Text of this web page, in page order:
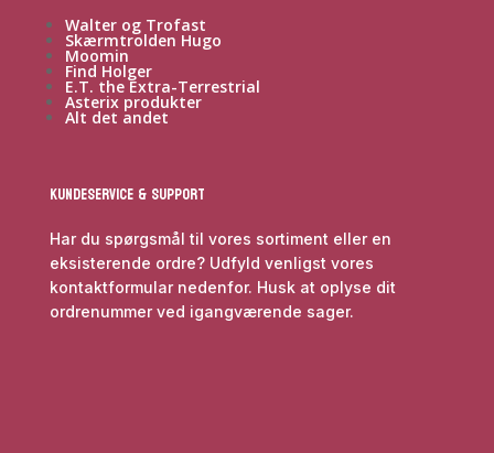
Walter og Trofast
Skærmtrolden Hugo
Moomin
Find Holger
E.T. the Extra-Terrestrial
Asterix produkter
Alt det andet
Kundeservice & Support
Har du spørgsmål til vores sortiment eller en
eksisterende ordre? Udfyld venligst vores
kontaktformular nedenfor. Husk at oplyse dit
ordrenummer ved igangværende sager.